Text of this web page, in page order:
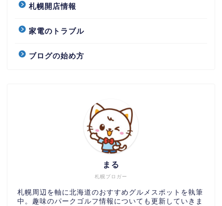
札幌開店情報
家電のトラブル
ブログの始め方
札幌ブロガー
まる
札幌周辺を軸に北海道のおすすめグルメスポットを執筆
中。趣味のパークゴルフ情報についても更新していきま